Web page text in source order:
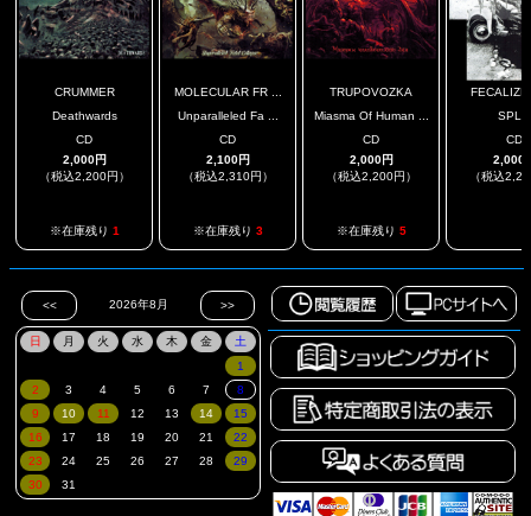
CRUMMER
Deathwards
CD
2,000円
（税込2,200円）
※在庫残り 1
MOLECULAR FR ...
Unparalleled Fa ...
CD
2,100円
（税込2,310円）
※在庫残り 3
TRUPOVOZKA
Miasma Of Human ...
CD
2,000円
（税込2,200円）
※在庫残り 5
SPLIT
CD
2,000
（税込